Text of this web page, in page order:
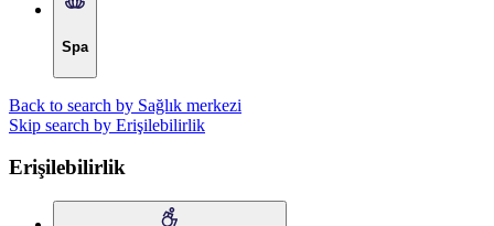
Spa
Back to search by Sağlık merkezi
Skip search by Erişilebilirlik
Erişilebilirlik